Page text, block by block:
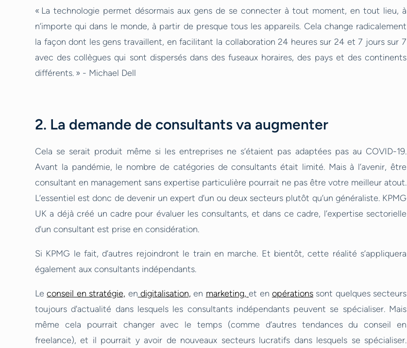
« La technologie permet désormais aux gens de se connecter à tout moment, en tout lieu, à
n’importe qui dans le monde, à partir de presque tous les appareils. Cela change radicalement
la façon dont les gens travaillent, en facilitant la collaboration 24 heures sur 24 et 7 jours sur 7
avec des collègues qui sont dispersés dans des fuseaux horaires, des pays et des continents
différents. » - Michael Dell
2. La demande de consultants va augmenter
Cela se serait produit même si les entreprises ne s’étaient pas adaptées pas au COVID-19.
Avant la pandémie, le nombre de catégories de consultants était limité. Mais à l’avenir, être
consultant en management sans expertise particulière pourrait ne pas être votre meilleur atout.
L’essentiel est donc de devenir un expert d’un ou deux secteurs plutôt qu’un généraliste. KPMG
UK a déjà créé un cadre pour évaluer les consultants, et dans ce cadre, l’expertise sectorielle
d’un consultant est prise en considération.
Si KPMG le fait, d’autres rejoindront le train en marche. Et bientôt, cette réalité s’appliquera
également aux consultants indépendants.
Leconseil en stratégie, en digitalisation, en marketing,et en opérationssont quelques secteurs
toujours d'actualité dans lesquels les consultants indépendants peuvent se spécialiser. Mais
même cela pourrait changer avec le temps (comme d’autres tendances du conseil en
freelance), et il pourrait y avoir de nouveaux secteurs lucratifs dans lesquels se spécialiser.